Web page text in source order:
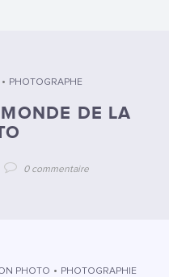
• PHOTOGRAPHE
DE LA
0 commentaire
PHOTO • PHOTOGRAPHIE